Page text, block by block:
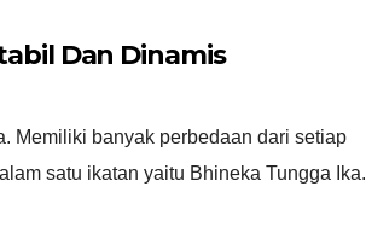
Dan Dinamis
Memiliki banyak perbedaan dari setiap
satu ikatan yaitu Bhineka Tungga Ika.